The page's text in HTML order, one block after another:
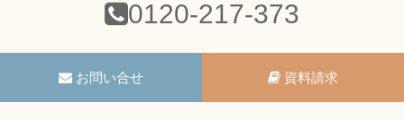
0120-217-373
お問い合せ 資料請求